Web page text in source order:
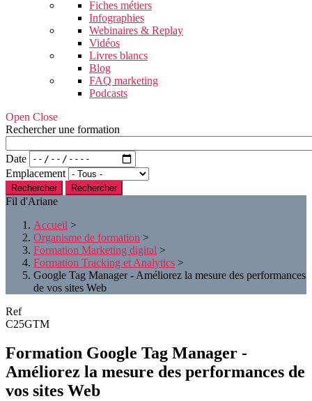
Fiches métiers
Infographies
Webinaires & Replay
Vidéos
Livres blancs
Blog
FAQ marketing
Podcasts
Open Close
Rechercher une formation
Date
Emplacement
Rechercher
Fil d'Ariane
Accueil >
Organisme de formation >
Formation Marketing digital >
Formation Tracking et Analytics >
Google Tag Manager - Améliorez la mesure des performances
de vos sites Web
Ref
C25GTM
Formation Google Tag Manager -
Améliorez la mesure des performances de
vos sites Web